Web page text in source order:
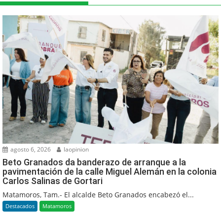
agosto 6, 2026 laopinion
Beto Granados da banderazo de arranque a la
pavimentación de la calle Miguel Alemán en la colonia
Carlos Salinas de Gortari
Matamoros, Tam.- El alcalde Beto Granados encabezó el...
Destacados Matamoros